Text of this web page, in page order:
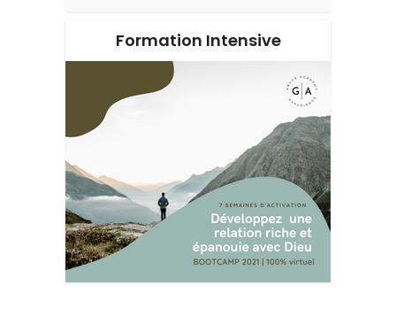
Formation Intensive